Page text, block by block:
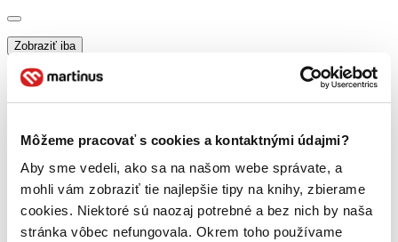
Môžeme pracovať s cookies a kontaktnými údajmi?
Aby sme vedeli, ako sa na našom webe správate, a
mohli vám zobraziť tie najlepšie tipy na knihy, zbierame
cookies. Niektoré sú naozaj potrebné a bez nich by naša
stránka vôbec nefungovala. Okrem toho používame
Zobraziť iba
zľavnené tituly (0 titulov)
na centrálnom sklade (0 titulov)
na centrálnom sklade
predpredaj (0 titulov)
pripravujeme (0 titulov)pripravujeme
dostupná (bez vypredaných) (0 titulov)dostupná (bez
vypredaných)
Nové / čítané